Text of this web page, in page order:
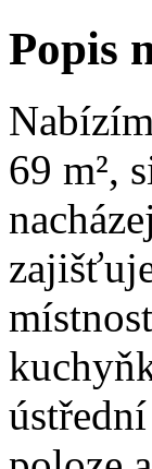
Popis
69 m²,